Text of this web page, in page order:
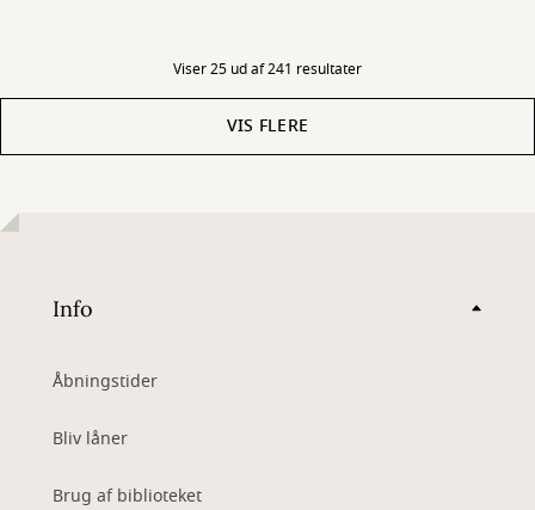
Viser 25 ud af 241 resultater
VIS FLERE
Info
Åbningstider
Bliv låner
Brug af biblioteket